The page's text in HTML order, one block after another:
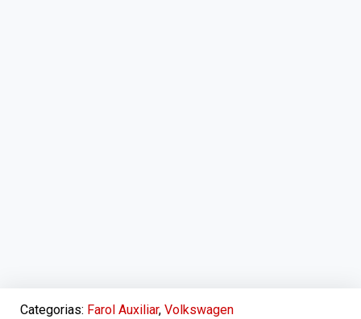
Categorias: Farol Auxiliar, Volkswagen